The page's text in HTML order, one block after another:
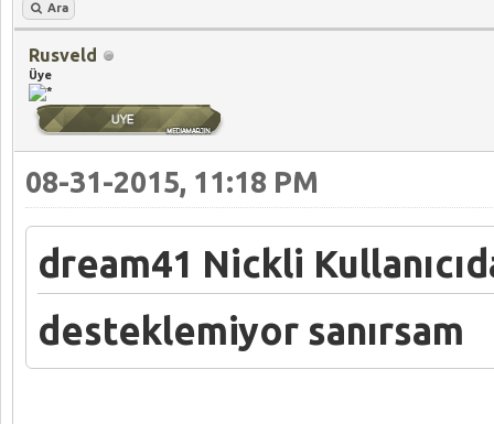
Ara
Rusveld
Üye
08-31-2015, 11:18 PM
dream41 Nickli
desteklemiyor sanırsam